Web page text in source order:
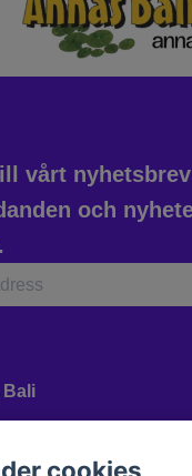
vårt
och
Bali